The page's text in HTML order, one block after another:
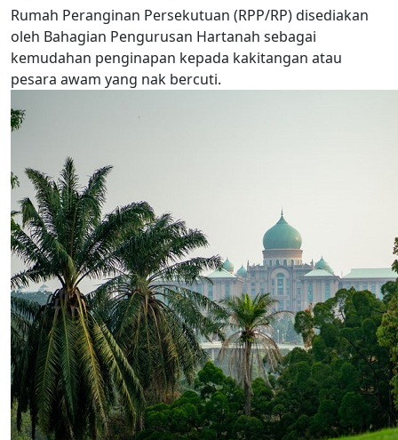
Rumah Peranginan Persekutuan (RPP/RP) disediakan
oleh Bahagian Pengurusan Hartanah sebagai
kemudahan penginapan kepada kakitangan atau
pesara awam yang nak bercuti.